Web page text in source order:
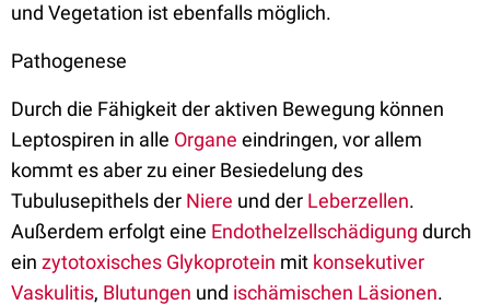
und Vegetation ist ebenfalls möglich.
Pathogenese
Durch die Fähigkeit der aktiven Bewegung können
Leptospiren in alle Organe eindringen, vor allem
kommt es aber zu einer Besiedelung des
Tubulusepithels der Niere und der Leberzellen.
Außerdem erfolgt eine Endothelzellschädigung durch
ein zytotoxisches Glykoprotein mit konsekutiver
Vaskulitis, Blutungen und ischämischen Läsionen.